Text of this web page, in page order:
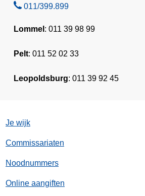
B
l
011/399.899
Lommel : 011 39 98 99
Pelt: 011 52 02 33
Leopoldsburg: 011 39 92 45
Je wijk
Commissariaten
Noodnummers
Online aangiften